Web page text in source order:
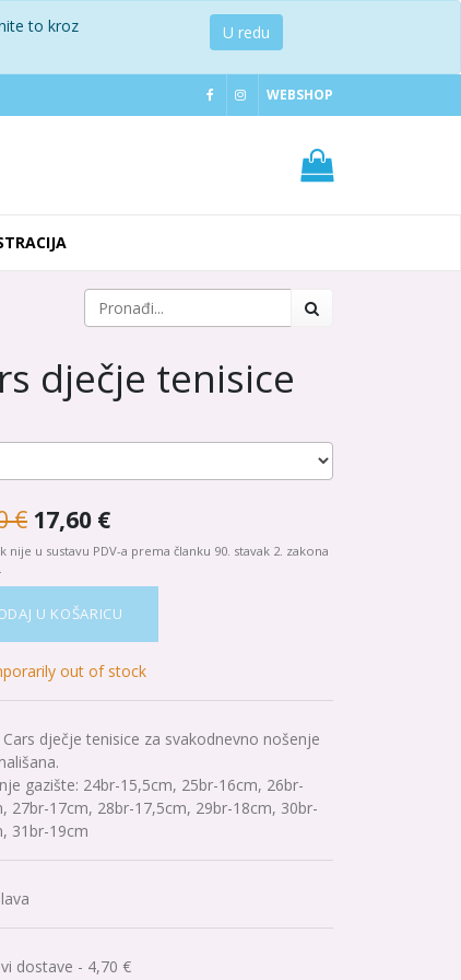
to kroz
U redu
WEBSHOP
dječje tenisice
€ 17,60 €
nije u sustavu PDV-a prema članku 90. stavak 2. zakona
U KOŠARICU
out of stock
Cars dječje tenisice za svakodnevno nošenje
gazište: 24br-15,5cm, 25br-16cm, 26br-
27br-17cm, 28br-17,5cm, 29br-18cm, 30br-
31br-19cm
dostave - 4,70 €